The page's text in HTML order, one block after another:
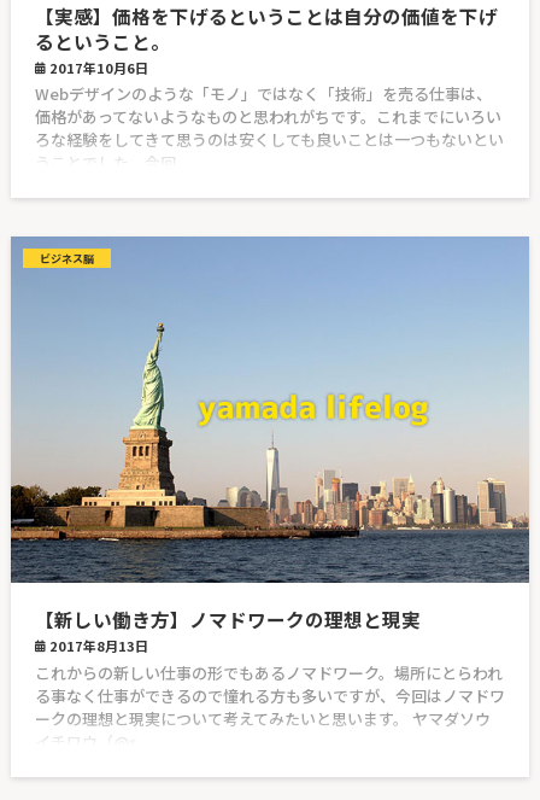
【実感】価格を下げるということは自分の価値を下げ
るということ。
2017年10月6日
Webデザインのような「モノ」ではなく「技術」を売る仕事は、
価格があってないようなものと思われがちです。これまでにいろい
ろな経験をしてきて思うのは安くしても良いことは一つもないとい
うことでした。今回
ビジネス脳
【新しい働き方】ノマドワークの理想と現実
2017年8月13日
これからの新しい仕事の形でもあるノマドワーク。場所にとらわれ
る事なく仕事ができるので憧れる方も多いですが、今回はノマドワ
ークの理想と現実について考えてみたいと思います。 ヤマダソウ
イチロウ（@s